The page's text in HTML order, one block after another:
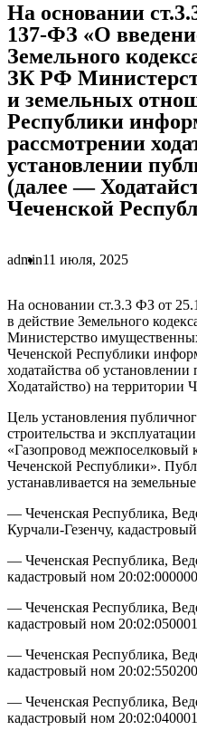
На основании
137-ФЗ «О
Земельного
ЗК РФ
и земельных
Республики
рассмотрении
установлении
(далее —
Чеченской
admin11 июля, 2025
На основании ст.3.3 ФЗ от
в действие Земельного
Министерство
Чеченской Республики
ходатайства об
Ходатайство) на территории
Цель установления
строительства и
«Газопровод межпоселковый
Чеченской Республики».
устанавливается на
— Чеченская Республика,
Курчали-Гезенчу,
— Чеченская Республика,
кадастровый ном
— Чеченская Республика,
кадастровый ном
— Чеченская Республика,
кадастровый ном
— Чеченская Республика,
кадастровый ном